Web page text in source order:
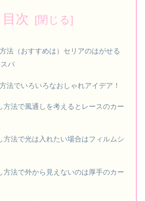
目次
法（おすすめは）セリアのはがせる
パ
法でいろいろなおしゃれアイデア！
方法で風通しを考えるとレースのカー
方法で光は入れたい場合はフィルムシ
方法で外から見えないのは厚手のカー